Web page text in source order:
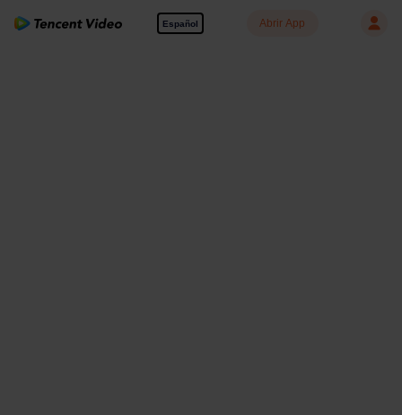
Español Abrir App